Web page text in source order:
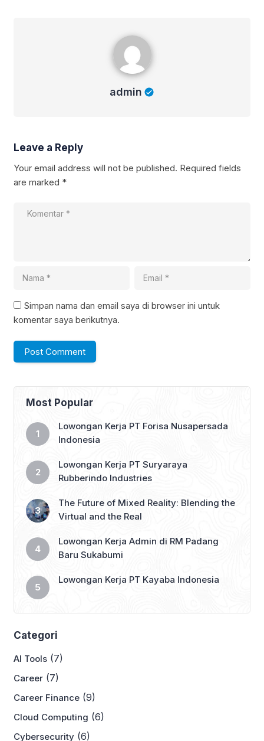
admin
Leave a Reply
Your email address will not be published. Required fields
are marked *
Simpan nama dan email saya di browser ini untuk
komentar saya berikutnya.
Most Popular
Lowongan Kerja PT Forisa Nusapersada
Indonesia
Lowongan Kerja PT Suryaraya
Rubberindo Industries
The Future of Mixed Reality: Blending the
Virtual and the Real
Lowongan Kerja Admin di RM Padang
Baru Sukabumi
Lowongan Kerja PT Kayaba Indonesia
Categori
AI Tools (7)
Career (7)
Career Finance (9)
Cloud Computing (6)
Cybersecurity (6)